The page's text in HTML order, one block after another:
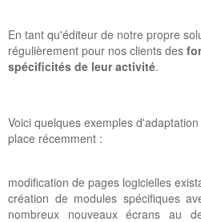
En tant qu'éditeur de notre propre
régulièrement pour nos clients des
spécificités de leur activité.
Voici quelques exemples
place récemment :
modification de pages logicielles
création de modules spécifiques
nombreux nouveaux écrans au